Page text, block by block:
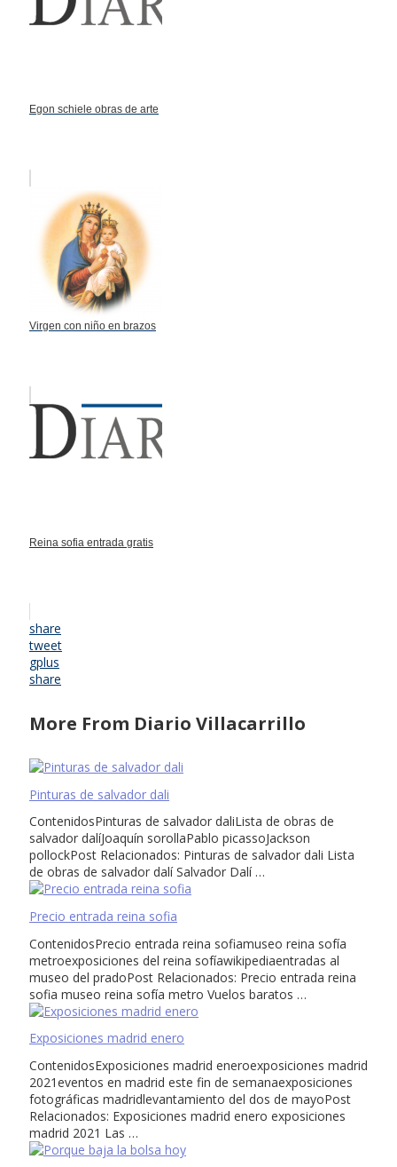
Egon schiele obras de arte
Virgen con niño en brazos
Reina sofia entrada gratis
share
tweet
gplus
share
More From Diario Villacarrillo
Pinturas de salvador dali
ContenidosPinturas de salvador daliLista de obras de
salvador dalíJoaquín sorollaPablo picassoJackson
pollockPost Relacionados: Pinturas de salvador dali Lista
de obras de salvador dalí Salvador Dalí …
Precio entrada reina sofia
ContenidosPrecio entrada reina sofiamuseo reina sofía
metroexposiciones del reina sofíawikipediaentradas al
museo del pradoPost Relacionados: Precio entrada reina
sofia museo reina sofía metro Vuelos baratos …
Exposiciones madrid enero
ContenidosExposiciones madrid eneroexposiciones madrid
2021eventos en madrid este fin de semanaexposiciones
fotográficas madridlevantamiento del dos de mayoPost
Relacionados: Exposiciones madrid enero exposiciones
madrid 2021 Las …